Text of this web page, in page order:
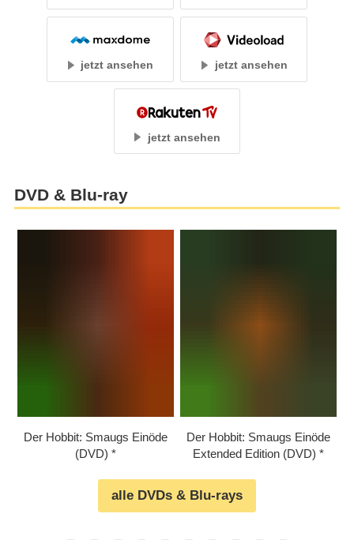
jetzt ansehen jetzt ansehen
jetzt ansehen
DVD & Blu-ray
Der Hobbit: Smaugs Einöde
(DVD)
Der Hobbit: Smaugs Einöde
Extended Edition (DVD)
alle DVDs & Blu-rays